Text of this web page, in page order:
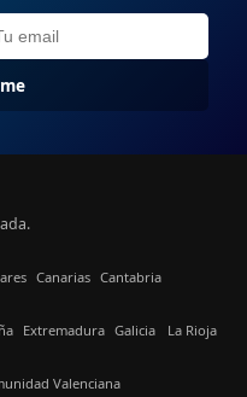
Canarias Cantabria
Extremadura Galicia La Rioja
Valenciana